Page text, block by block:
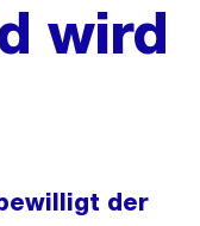
wird
der